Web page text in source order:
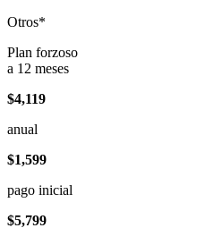
Otros*
Plan forzoso
a 12 meses
$4,119
anual
$1,599
pago inicial
$5,799